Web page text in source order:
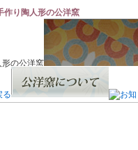
り陶人形の公洋窯